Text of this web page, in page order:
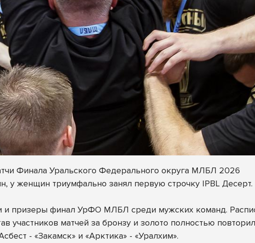
Финала Уральского Федерального округа МЛБЛ 2026
у женщин триумфально занял первую строчку IPBL Десерт.
и призеры финал УрФО МЛБЛ среди мужских команд.
участников матчей за бронзу и золото полностью
- «Закамск» и «Арктика» - «Уралхим».